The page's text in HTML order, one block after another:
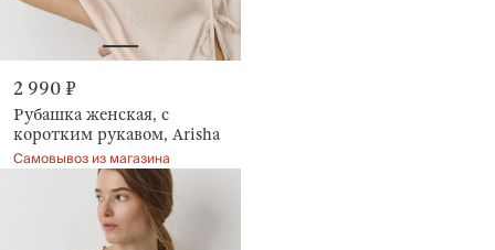
2 990 ₽
Рубашка женская, с
коротким рукавом, Arisha
Самовывоз из магазина